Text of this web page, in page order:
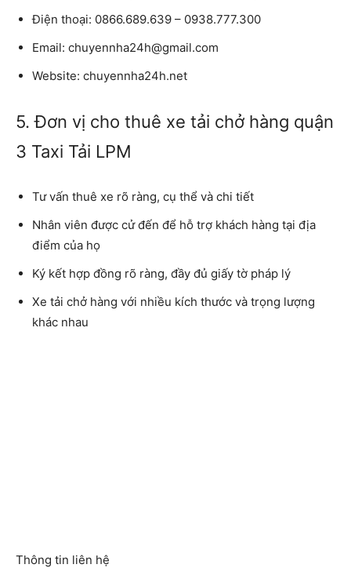
Điện thoại: 0866.689.639 – 0938.777.300
Email: chuyennha24h@gmail.com
Website: chuyennha24h.net
5. Đơn vị cho thuê xe tải chở hàng quận
3 Taxi Tải LPM
Tư vấn thuê xe rõ ràng, cụ thể và chi tiết
Nhân viên được cử đến để hỗ trợ khách hàng tại địa
điểm của họ
Ký kết hợp đồng rõ ràng, đầy đủ giấy tờ pháp lý
Xe tải chở hàng với nhiều kích thước và trọng lượng
khác nhau
Thông tin liên hệ